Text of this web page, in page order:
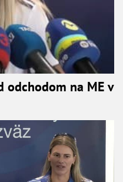
odchodom na ME v